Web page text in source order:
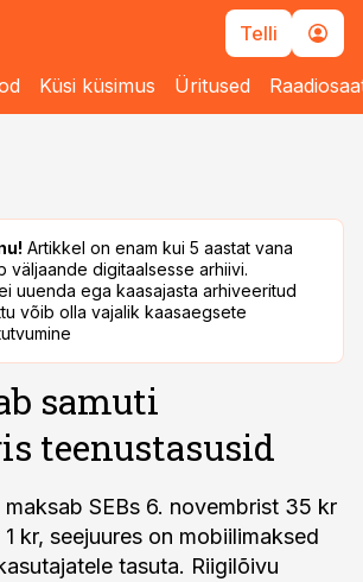
Telli
Küsi küsimus Üritused
Artikkel on enam kui 5 aastat vana
väljaande digitaalsesse arhiivi.
uuenda ega kaasajasta arhiveeritud
võib olla vajalik kaasaegsete
samuti
teenustasusid
SEBs 6. novembrist 35 kr
kr, seejuures on mobiilimaksed
tasuta. Riigilõivu